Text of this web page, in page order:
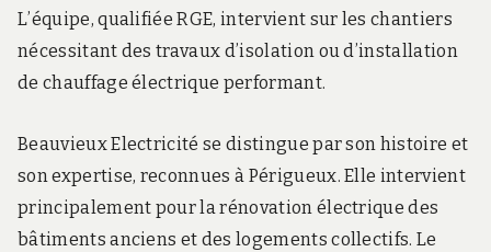
L’équipe, qualifiée RGE, intervient sur les chantiers
nécessitant des travaux d’isolation ou d’installation
de chauffage électrique performant.
Beauvieux Electricité se distingue par son histoire et
son expertise, reconnues à Périgueux. Elle intervient
principalement pour la rénovation électrique des
bâtiments anciens et des logements collectifs. Le